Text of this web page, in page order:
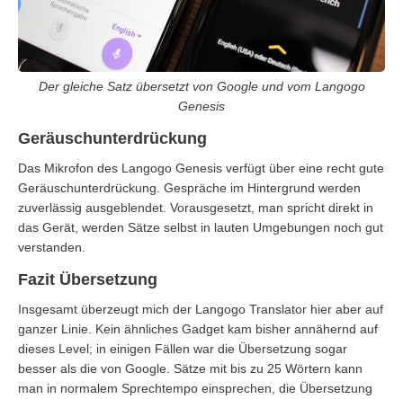
Der gleiche Satz übersetzt von Google und vom Langogo
Genesis
Geräuschunterdrückung
Das Mikrofon des Langogo Genesis verfügt über eine recht gute
Geräuschunterdrückung. Gespräche im Hintergrund werden
zuverlässig ausgeblendet. Vorausgesetzt, man spricht direkt in
das Gerät, werden Sätze selbst in lauten Umgebungen noch gut
verstanden.
Fazit Übersetzung
Insgesamt überzeugt mich der Langogo Translator hier aber auf
ganzer Linie. Kein ähnliches Gadget kam bisher annähernd auf
dieses Level; in einigen Fällen war die Übersetzung sogar
besser als die von Google. Sätze mit bis zu 25 Wörtern kann
man in normalem Sprechtempo einsprechen, die Übersetzung